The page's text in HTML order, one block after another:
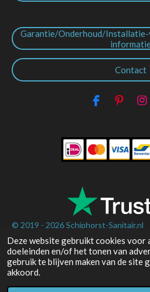
Deze website gebruikt cookies voor
doeleinden en/of het tonen van
gebruik te blijven maken van de site
akkoord.
Garantie/Onderhoud/
Contact
F
e
b
o
P
t
e
r
I
t
a
g
© 2019 - 2026Schiphorst-Sanitair.nl
Powered byJouwWeb